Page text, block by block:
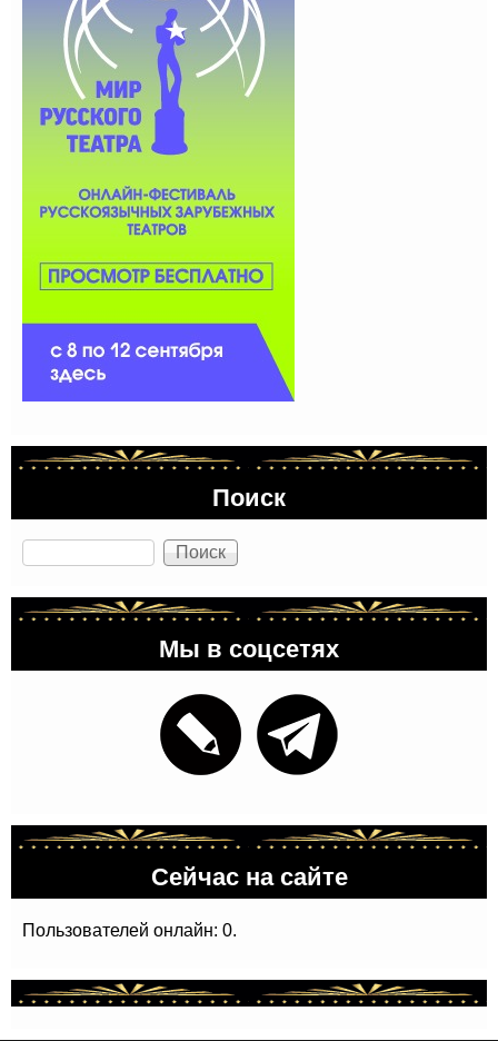
Поиск
Поиск
Мы в соцсетях
Сейчас на сайте
Пользователей онлайн: 0.